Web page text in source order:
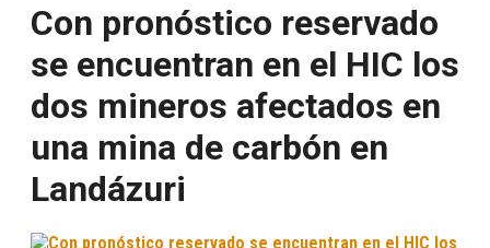
Con pronóstico reservado
se encuentran en el HIC los
dos mineros afectados en
una mina de carbón en
Landázuri